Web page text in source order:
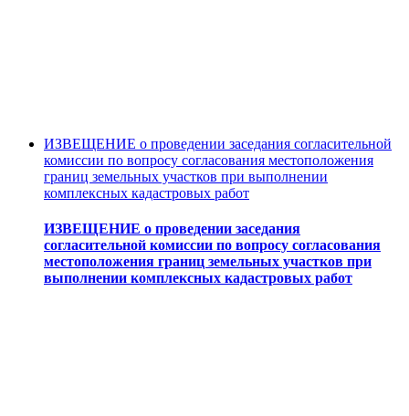
ИЗВЕЩЕНИЕ о проведении заседания согласительной
комиссии по вопросу согласования местоположения
границ земельных участков при выполнении
комплексных кадастровых работ
ИЗВЕЩЕНИЕ о проведении заседания
согласительной комиссии по вопросу согласования
местоположения границ земельных участков при
выполнении комплексных кадастровых работ